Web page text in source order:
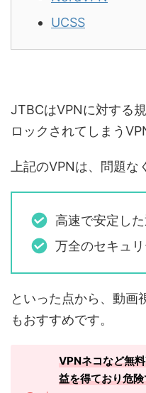
UCSS
JTBCはVPNに対する
ロックされてしまう
上記のVPNは、問題な
高速で安定し
万全のセキュ
といった点から、動画
もおすすめです。
VPNネコなど無
益を得ており危